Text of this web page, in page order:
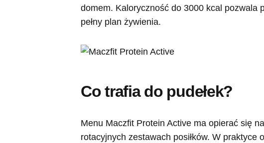
domem. Kaloryczność do 3000 kcal pozwala
pełny plan żywienia.
Co trafia do pudełek?
Menu Maczfit Protein Active ma opierać się
rotacyjnych zestawach posiłków. W praktyce